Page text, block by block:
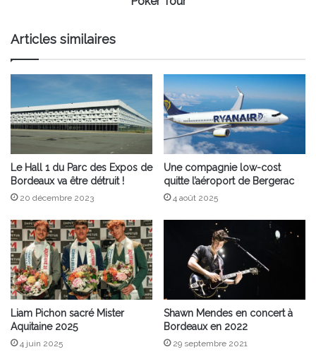
Articles similaires
Le Hall 1 du Parc des Expos de
Bordeaux va être détruit !
20 décembre 2023
Une compagnie low-cost
quitte l’aéroport de Bergerac
4 août 2025
Liam Pichon sacré Mister
Aquitaine 2025
4 juin 2025
Shawn Mendes en concert à
Bordeaux en 2022
29 septembre 2021